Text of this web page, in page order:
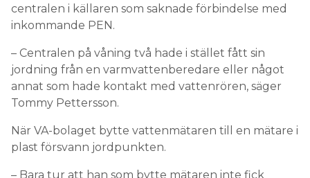
centralen i källaren som saknade förbindelse med
inkommande PEN.
– Centralen på våning två hade i stället fått sin
jordning från en varmvattenberedare eller något
annat som hade kontakt med vattenrören, säger
Tommy Pettersson.
När VA-bolaget bytte vattenmätaren till en mätare i
plast försvann jordpunkten.
– Bara tur att han som bytte mätaren inte fick